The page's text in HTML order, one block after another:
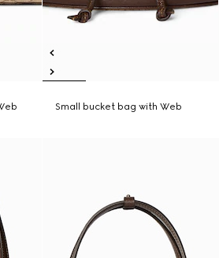
Small bucket bag with Web